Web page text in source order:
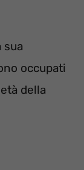
sua
occupati
della